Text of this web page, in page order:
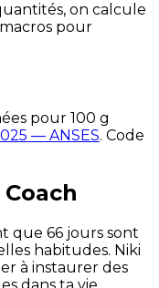
on calcule
pour
pour 100 g
— ANSES. Code
que 66 jours sont
habitudes. Niki
à instaurer des